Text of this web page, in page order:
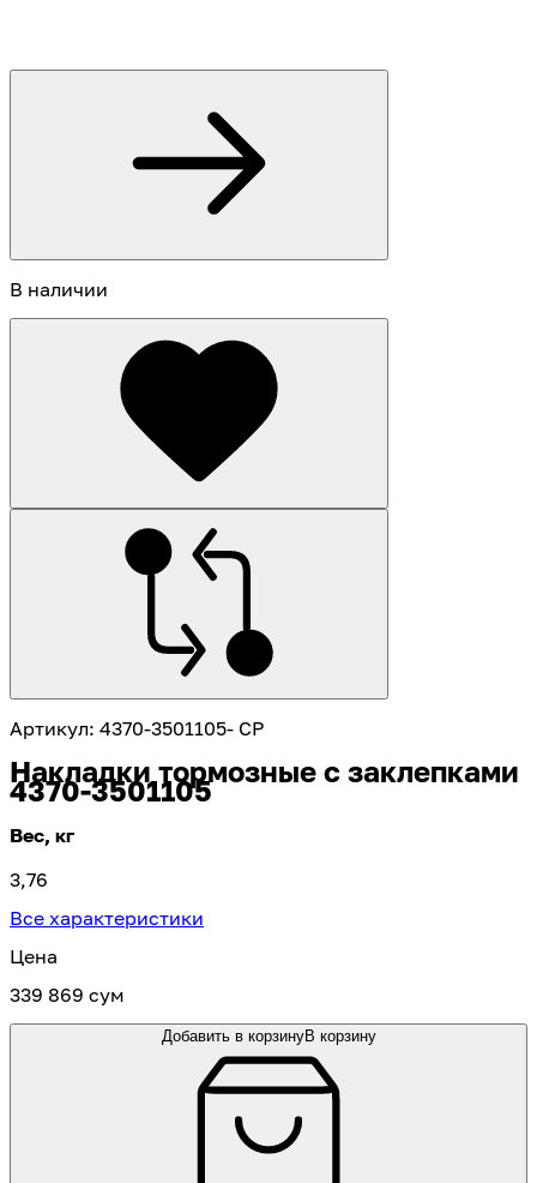
В наличии
Артикул: 4370-3501105- CP
Накладки тормозные с заклепками
4370-3501105
Вес, кг
3,76
Все характеристики
Цена
339 869 сум
Добавить в корзинуВ корзину